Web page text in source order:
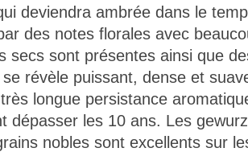
deviendra ambrée dans le
des notes florales avec
secs sont présentes ainsi que
se révèle puissant, dense et
longue persistance
dépasser les 10 ans. Les
nobles sont excellents sur